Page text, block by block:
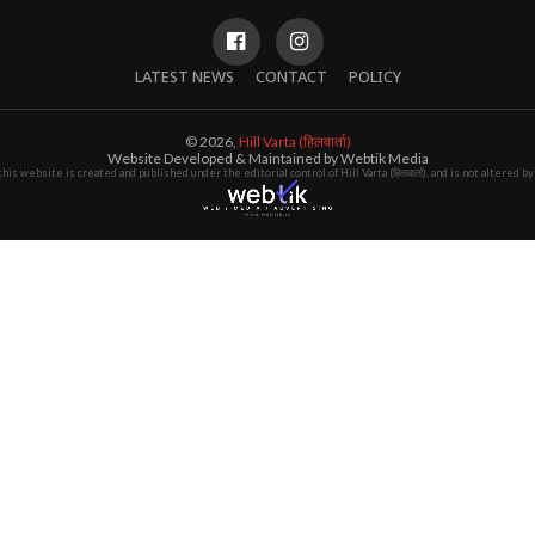
LATEST NEWS CONTACT POLICY
© 2026, Hill Varta (हिलवार्ता)
Website Developed & Maintained by Webtik Media
website is created and published under the editorial control of Hill Varta (हिलवार्ता), and is not altered